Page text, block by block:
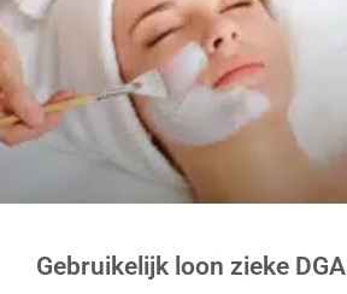
Gebruikelijk loon zieke DGA